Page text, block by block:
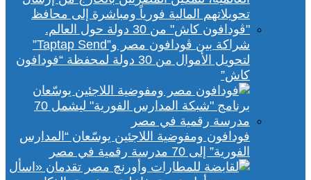
شراكة بين ڤودافون مصر و”Taptap Send”
لتحويل الأموال من 30 دولة لمحفظة “فودافون
كاش”
فودافون ومفوضية اللاجئين يوسّعان “المدارس
الفورية” إلى 70 مدرسة رقمية في مصر